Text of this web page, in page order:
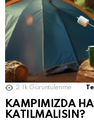
2.1k Görüntülenme
KAMPIMIZDA
KATILMALISIN?